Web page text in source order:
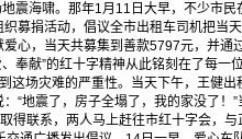
海啸。那年1月11日大早，不少市民
募捐活动，倡议全市出租车司机把当
心，当天共募集到善款5797元，并通
献”的红十字精神从此铭刻在了每一
场灾难的严重性。当天下午，王健出
“地震了，房子全塌了，我的家没了！
得联系，两人马上赶往市红十字会，